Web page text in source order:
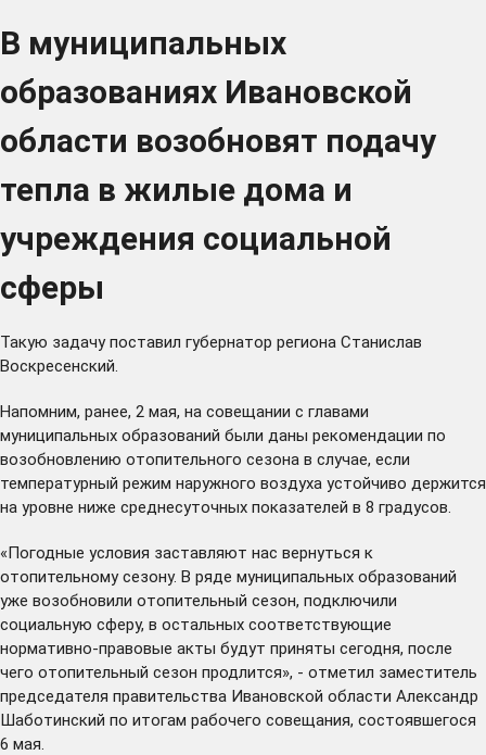
В муниципальных
образованиях Ивановской
области возобновят подачу
тепла в жилые дома и
учреждения социальной
сферы
Такую задачу поставил губернатор региона Станислав
Воскресенский.
Напомним, ранее, 2 мая, на совещании с главами
муниципальных образований были даны рекомендации по
возобновлению отопительного сезона в случае, если
температурный режим наружного воздуха устойчиво держится
на уровне ниже среднесуточных показателей в 8 градусов.
«Погодные условия заставляют нас вернуться к
отопительному сезону. В ряде муниципальных образований
уже возобновили отопительный сезон, подключили
социальную сферу, в остальных соответствующие
нормативно-правовые акты будут приняты сегодня, после
чего отопительный сезон продлится», - отметил заместитель
председателя правительства Ивановской области Александр
Шаботинский по итогам рабочего совещания, состоявшегося
6 мая.